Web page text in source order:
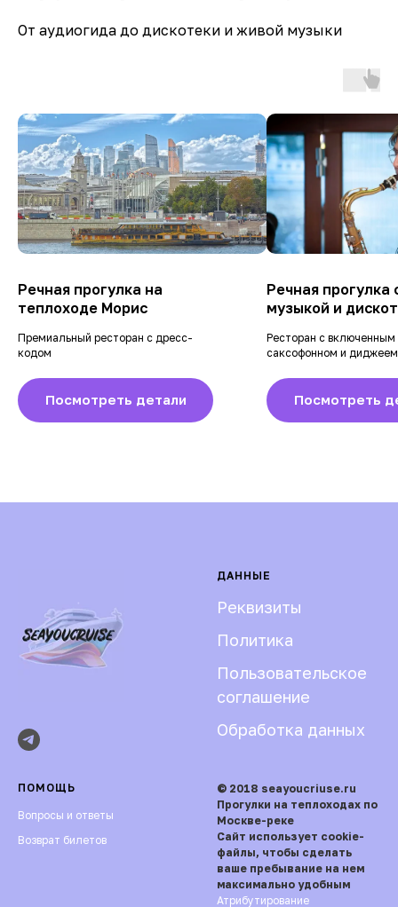
От аудиогида до дискотеки и живой музыки
Речная прогулка на
теплоходе Морис
Премиальный ресторан с дресс-
кодом
Посмотреть детали
Речная прогулка
музыкой и
Ресторан с включенным
саксофонном и диджеем
Посмотреть
ДАННЫЕ
Реквизиты
Политика
Пользовательское
соглашение
Обработка данных
ПОМОЩЬ
Вопросы и ответы
Возврат билетов
© 2018 seayoucriuse.ru
Прогулки на теплоходах по
Москве-реке
Сайт использует cookie-
файлы, чтобы сделать
ваше пребывание на нем
максимально удобным
Атрибутирование